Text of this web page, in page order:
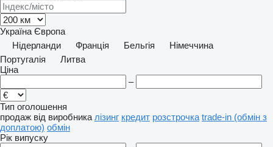
Україна Європа
Нідерланди
Франція Бельгія
Німеччина
Португалія
Литва
Ціна
–
Тип оголошення
продаж від виробника лізинг кредит розстрочка trade-in (обмін з
доплатою) обмін
Рік випуску